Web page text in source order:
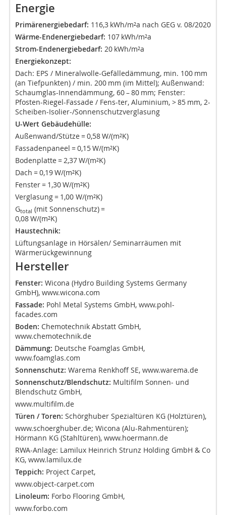
Energie
Primärenergiebedarf: 116,3 kWh/m²a nach GEG v. 08/2020
Wärme-Endenergiebedarf: 107 kWh/m²a
Strom-Endenergiebedarf: 20 kWh/m²a
Energiekonzept:
Dach: EPS / Mineralwolle-Gefälledämmung, min. 100 mm
(an Tiefpunkten) / min. 200 mm (im Mittel); Außenwand:
Schaumglas-Innendämmung, 60 – 80 mm; Fenster:
Pfosten-Riegel-Fassade / Fens-ter, Aluminium, > 85 mm, 2-
Scheiben-Isolier-/Sonnenschutzverglasung
U-Wert Gebäudehülle:
Außenwand/Stütze = 0,58 W/(m²K)
Fassadenpaneel = 0,15 W/(m²K)
Bodenplatte = 2,37 W/(m²K)
Dach = 0,19 W/(m²K)
Fenster = 1,30 W/(m²K)
Verglasung = 1,00 W/(m²K)
Gtotal (mit Sonnenschutz) =
0,08 W/(m²K)
Haustechnik:
Lüftungsanlage in Hörsälen/ Seminarräumen mit
Wärmerückgewinnung
Hersteller
Fenster: Wicona (Hydro Building Systems Germany
GmbH), www.wicona.com
Fassade: Pohl Metal Systems GmbH, www.pohl-
facades.com
Boden: Chemotechnik Abstatt GmbH,
www.chemotechnik.de
Dämmung: Deutsche Foamglas GmbH,
www.foamglas.com
Sonnenschutz: Warema Renkhoff SE, www.warema.de
Sonnenschutz/Blendschutz: Multifilm Sonnen- und
Blendschutz GmbH,
www.multifilm.de
Türen / Toren: Schörghuber Spezialtüren KG (Holztüren),
www.schoerghuber.de; Wicona (Alu-Rahmentüren);
Hörmann KG (Stahltüren), www.hoermann.de
RWA-Anlage: Lamilux Heinrich Strunz Holding GmbH & Co
KG, www.lamilux.de
Teppich: Project Carpet,
www.object-carpet.com
Linoleum: Forbo Flooring GmbH,
www.forbo.com